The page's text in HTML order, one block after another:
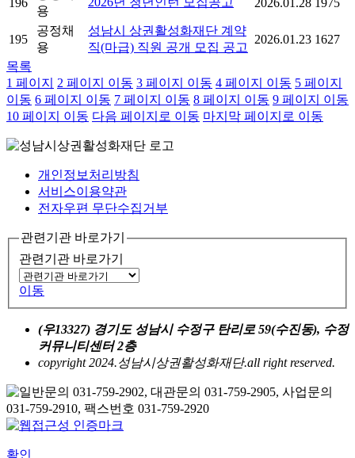
196
용
2026.01.28 1975
195
공정채
용
성남시 상권활성화재단 계약
직(마급) 직원 공개 모집 공고
2026.01.23 1627
목록
1 페이지 2 페이지 이동 3 페이지 이동 4 페이지 이동 5 페이지
이동 6 페이지 이동 7 페이지 이동 8 페이지 이동 9 페이지 이동
10 페이지 이동 다음 페이지로 이동 마지막 페이지로 이동
개인정보처리방침
서비스이용약관
전자우편 무단수집거부
관련기관 바로가기
관련기관 바로가기
이동
(우13327) 경기도 성남시 수정구 탄리로 59(수진동), 수정
커뮤니티센터 2층
copyright 2024.성남시상권활성화재단.all right reserved.
확인